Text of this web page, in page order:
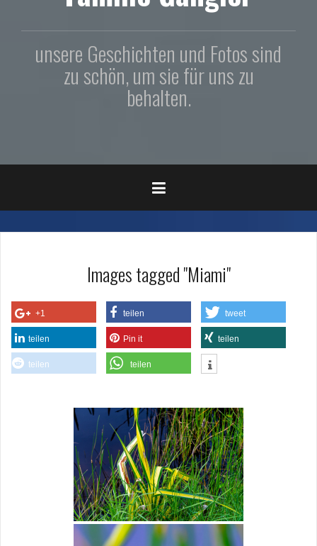
unsere Geschichten und Fotos sind
zu schön, um sie für uns zu
behalten.
Images tagged "Miami"
+1 teilen tweet
teilen Pin it teilen
teilen teilen